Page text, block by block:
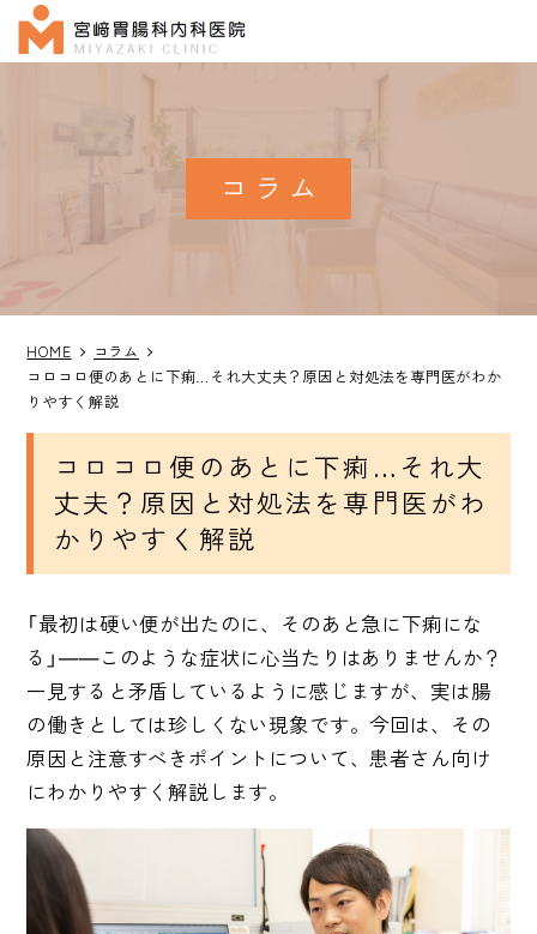
コラム
HOME
コラム
コロコロ便のあとに下痢…それ大丈夫？原因と対処法を専門医がわか
りやすく解説
コロコロ便のあとに下痢…それ大
丈夫？原因と対処法を専門医がわ
かりやすく解説
「最初は硬い便が出たのに、そのあと急に下痢にな
る」――このような症状に心当たりはありませんか？
一見すると矛盾しているように感じますが、実は腸
の働きとしては珍しくない現象です。今回は、その
原因と注意すべきポイントについて、患者さん向け
にわかりやすく解説します。